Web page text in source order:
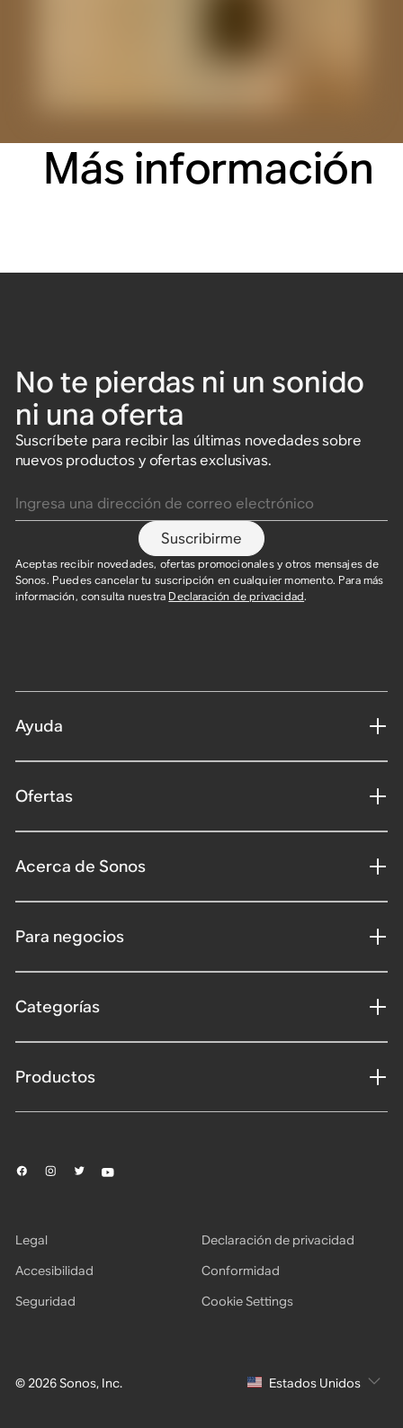
Más información
No te pierdas ni un sonido
ni una oferta
Suscríbete para recibir las últimas novedades sobre
nuevos productos y ofertas exclusivas.
Suscribirme
Aceptas recibir novedades, ofertas promocionales y otros mensajes de
Sonos. Puedes cancelar tu suscripción en cualquier momento. Para más
información, consulta nuestra Declaración de privacidad.
Ayuda
Ofertas
Acerca de Sonos
Para negocios
Categorías
Productos
© 2026 Sonos, Inc.
Legal
Declaración de privacidad
Accesibilidad
Conformidad
Seguridad
Cookie Settings
Estados Unidos